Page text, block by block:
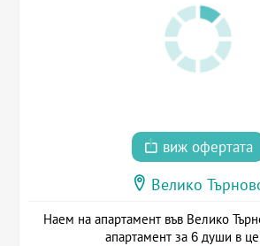
виж офертата
Велико
Наем на апартамент във Велико
апартамент за 6 души в